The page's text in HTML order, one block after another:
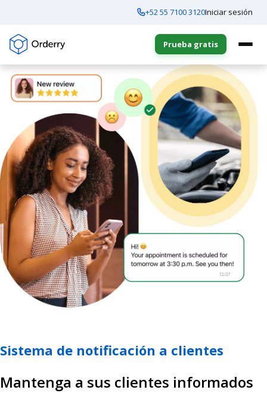
+52 55 7100 3120Iniciar sesión
Prueba gratis
Sistema de notificación a clientes
Mantenga a sus clientes informados